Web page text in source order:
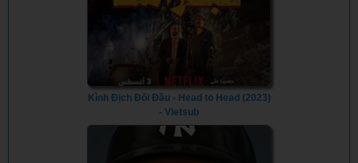
Kình Địch Đối Đầu - Head to Head (2023)
- Vietsub